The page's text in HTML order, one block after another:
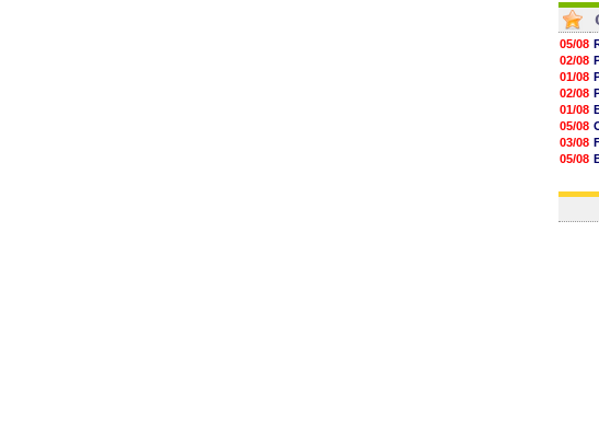
05/08
02/08
01/08
02/08
01/08
05/08
03/08
05/08
03/08